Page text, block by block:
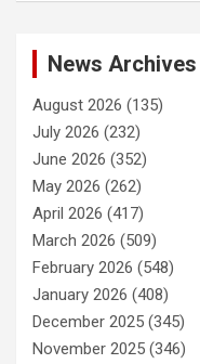
News Archives
August 2026 (135)
July 2026 (232)
June 2026 (352)
May 2026 (262)
April 2026 (417)
March 2026 (509)
February 2026 (548)
January 2026 (408)
December 2025 (345)
November 2025 (346)